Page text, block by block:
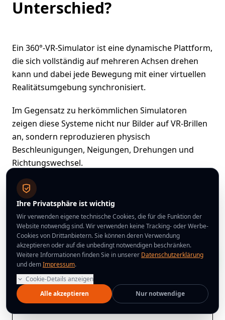
Unterschied?
Ein 360°-VR-Simulator ist eine dynamische Plattform,
die sich vollständig auf mehreren Achsen drehen
kann und dabei jede Bewegung mit einer virtuellen
Realitätsumgebung synchronisiert.
Im Gegensatz zu herkömmlichen Simulatoren
zeigen diese Systeme nicht nur Bilder auf VR-Brillen
an, sondern reproduzieren physisch
Beschleunigungen, Neigungen, Drehungen und
Richtungswechsel.
Das Ergebnis ist ein extrem realistisches Gefühl.
Wenn der Nutzer in einem Raumschiff abhebt, eine
Achterbahn hinunterrast oder ein Rennfahrzeug
steuert, spürt sein Körper genau die Bewegungen,
die er in der Brille sieht. Diese Synchronisation
zwischen Bild und Bewegung erzeugt ein hohes Maß
an Immersion, das jede Sitzung zu einem
unvergesslichen Erlebnis macht.
Ihre Privatsphäre ist wichtig
Wir verwenden eigene technische Cookies, die für die Funktion der
Website notwendig sind. Wir verwenden keine Tracking- oder Werbe-
Cookies von Drittanbietern. Sie können deren Verwendung
akzeptieren oder auf die unbedingt notwendigen beschränken.
Weitere Informationen finden Sie in unserer Datenschutzerklärung
und demImpressum.
Cookie-Details anzeigen
Alle akzeptieren
Nur notwendige